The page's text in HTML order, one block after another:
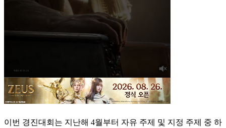
이번 경진대회는 지난해 4월부터 자유 주제 및 지정 주제 중 하